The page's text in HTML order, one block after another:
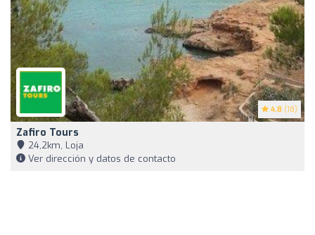
4.8 (18)
Zafiro Tours
24,2km, Loja
Ver dirección y datos de contacto